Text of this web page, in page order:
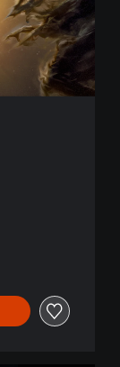
de US$39.99